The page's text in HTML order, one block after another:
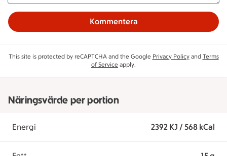
Kommentera
This site is protected by reCAPTCHA and the Google Privacy Policyand Terms
of Service apply.
Näringsvärde per portion
Energi 2392 KJ / 568 kCal